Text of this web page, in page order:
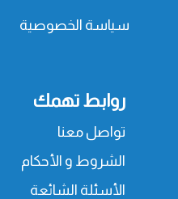
سياسة الخصوصية
روابط تهمك
تواصل معنا
الشروط و الأحكام
الأسئلة الشائعة